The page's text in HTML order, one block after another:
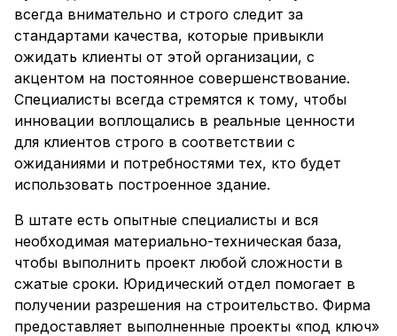
всегда внимательно и строго следит за
стандартами качества, которые привыкли
ожидать клиенты от этой организации, с
акцентом на постоянное совершенствование.
Специалисты всегда стремятся к тому, чтобы
инновации воплощались в реальные ценности
для клиентов строго в соответствии с
ожиданиями и потребностями тех, кто будет
использовать построенное здание.
В штате есть опытные специалисты и вся
необходимая материально-техническая база,
чтобы выполнить проект любой сложности в
сжатые сроки. Юридический отдел помогает в
получении разрешения на строительство. Фирма
предоставляет выполненные проекты «под ключ»